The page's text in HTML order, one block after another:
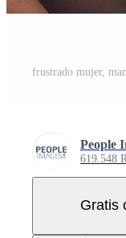
People
619.548
Gratis